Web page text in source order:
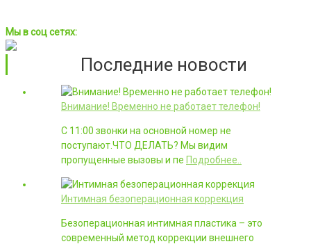
Мы в соц сетях:
Последние новости
Внимание! Временно не работает телефон!
С 11:00 звонки на основной номер не
поступают.ЧТО ДЕЛАТЬ? Мы видим
пропущенные вызовы и пе Подробнее..
Интимная безоперационная коррекция
Безоперационная интимная пластика – это
современный метод коррекции внешнего